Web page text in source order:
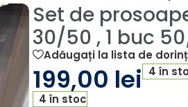
Set de
30/50 , 1 buc
Adăugați la lista de
199,00 lei 4 în
4 în stoc